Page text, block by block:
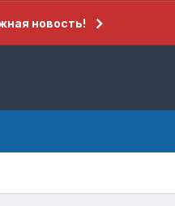
новость!